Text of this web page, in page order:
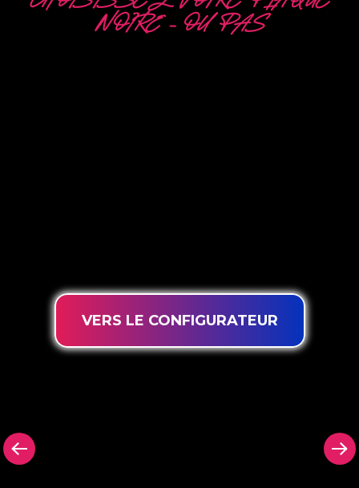
NOIRE – OU PAS
VERS LE CONFIGURATEUR
Signing
découpé
Signing